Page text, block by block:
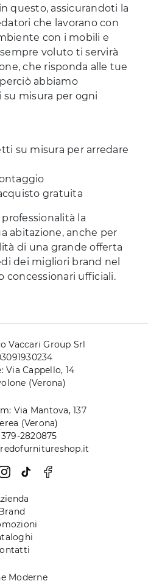
questo, assicurandoti la
che lavorano con
con i mobili e
voluto ti servirà
che risponda alle tue
abbiamo
su misura per ogni
su misura per arredare
gratuita
la
abitazione, anche per
di una grande offerta
dei migliori brand nel
concessionari ufficiali.
Vaccari Group Srl
Via Cappello, 14
(Verona)
Via Mantova, 137
(Verona)
379-2820875
Moderne